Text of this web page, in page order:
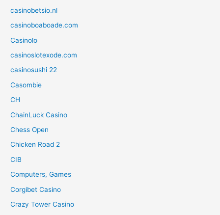
casinobetsio.nl
casinoboaboade.com
Casinolo
casinoslotexode.com
casinosushi 22
Casombie
CH
ChainLuck Casino
Chess Open
Chicken Road 2
CIB
Computers, Games
Corgibet Casino
Crazy Tower Сasino